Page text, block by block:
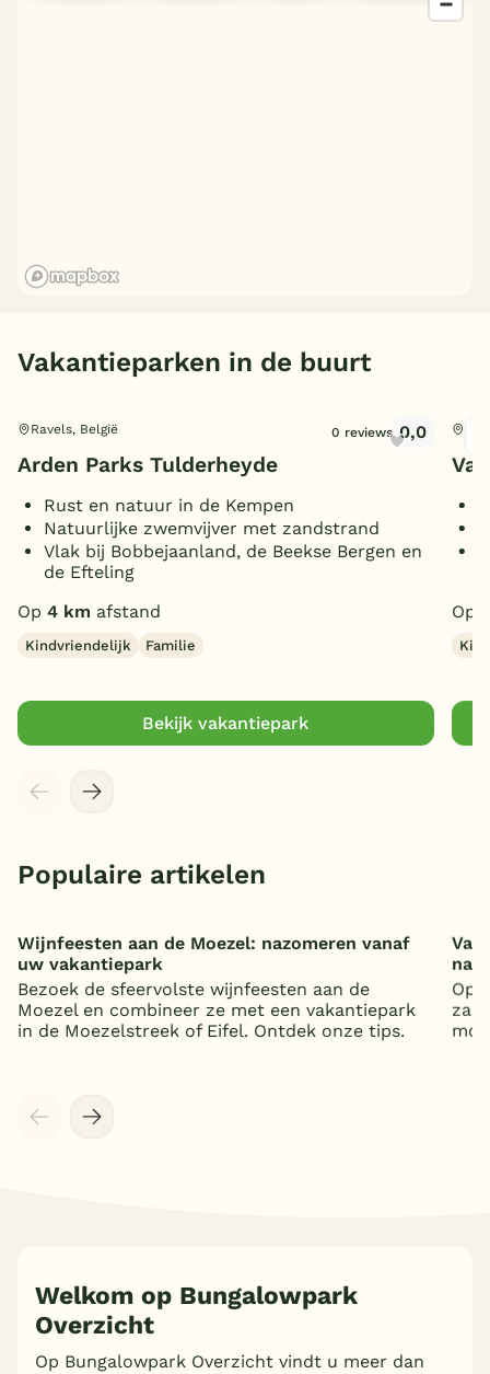
Vakantieparken in de buurt
Ravels, België 0 reviews 0,0
Arden Parks Tulderheyde
Rust en natuur in de Kempen
Natuurlijke zwemvijver met zandstrand
Vlak bij Bobbejaanland, de Beekse Bergen en
de Efteling
Op 4 km afstand
Kindvriendelijk Familie
Bekijk vakantiepark
Op
Populaire artikelen
Wijnfeesten aan de Moezel: nazomeren vanaf
uw vakantiepark
Bezoek de sfeervolste wijnfeesten aan de
Moezel en combineer ze met een vakantiepark
in de Moezelstreek of Eifel. Ontdek onze tips.
Op
Welkom op Bungalowpark
Overzicht
Op Bungalowpark Overzicht vindt u meer dan